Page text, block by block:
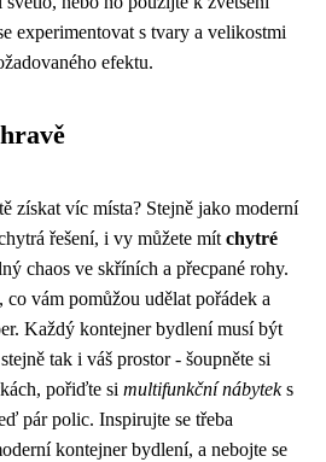
experimentovat s tvary a velikostmi
efektu.
získat víc místa? Stejně jako moderní
řešení, i vy můžete mít chytré
chaos ve skříních a přecpané rohy.
co vám pomůžou udělat pořádek a
Každý kontejner bydlení musí být
tak i váš prostor - šoupněte si
pořiďte si multifunkční nábyteks
pár polic. Inspirujte se třeba
kontejner bydlení, a nebojte se